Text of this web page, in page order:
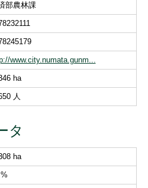
部農林課
www.city.numata.gunm...
ha
人
タ
ha